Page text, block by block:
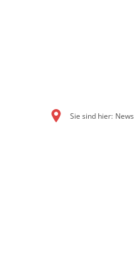
Sie sind hier: News